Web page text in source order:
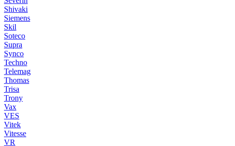
Shivaki
Siemens
Skil
Soteco
Supra
Synco
Techno
Telemag
Thomas
Trisa
Trony
Vax
VES
Vitek
Vitesse
VR